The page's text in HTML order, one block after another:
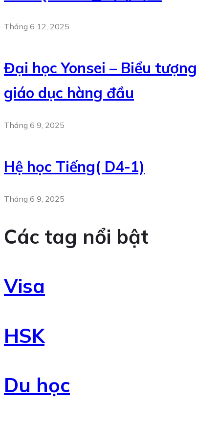
Tháng 6 12, 2025
Đại học Yonsei – Biểu tượng
giáo dục hàng đầu
Tháng 6 9, 2025
Hệ học Tiếng( D4-1)
Tháng 6 9, 2025
Các tag nổi bật
Visa
HSK
Du học